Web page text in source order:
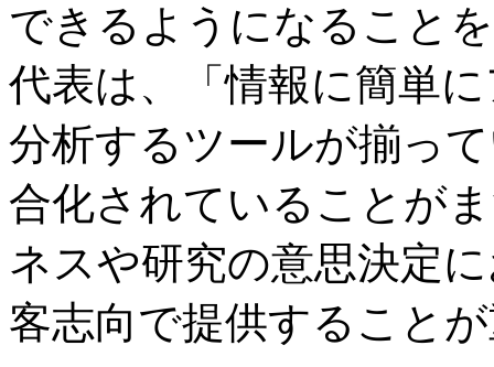
できるようになること
代表は、「情報に簡単
分析するツールが揃っ
合化されていることが
ネスや研究の意思決定
客志向で提供すること